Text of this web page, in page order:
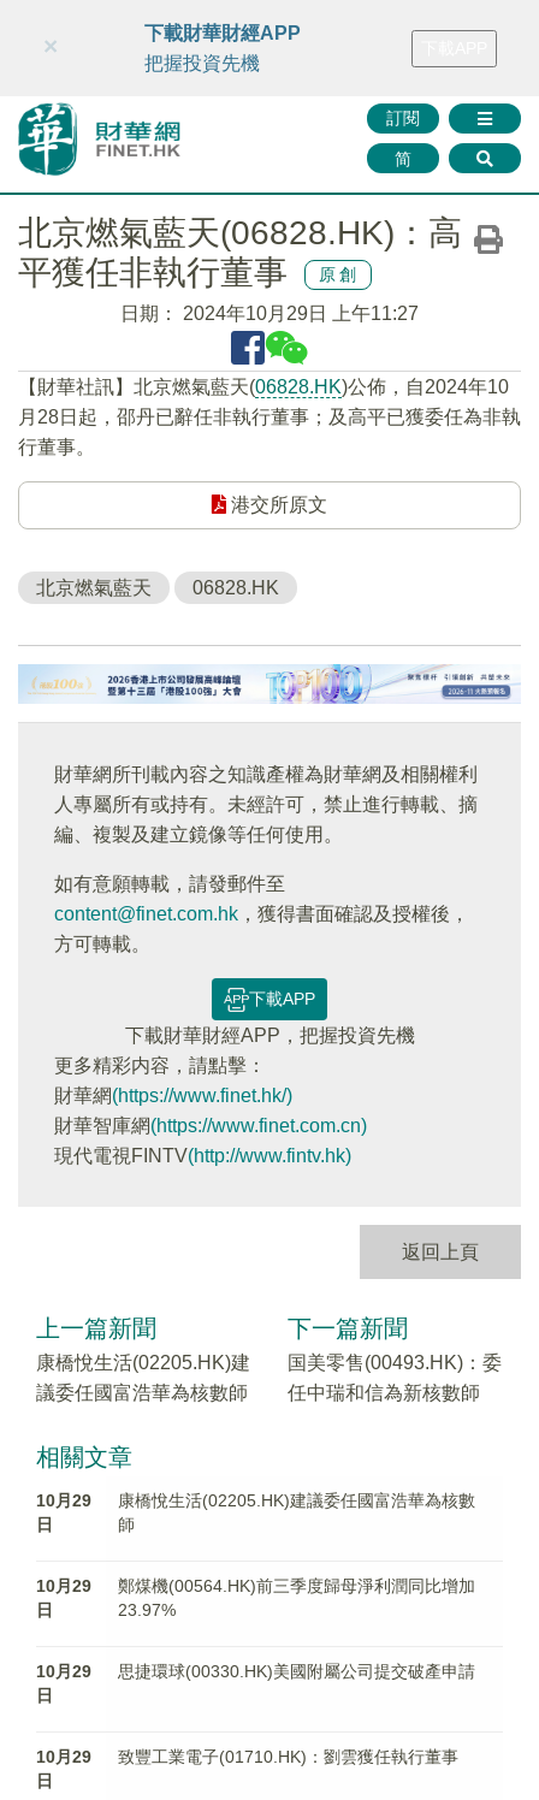
財華智庫網 FINTV FINMETA 財華證券 媒體矩陣
訂閱
简
×
下載財華財經APP
把握投資先機
北京燃氣藍天(06828.HK)：高
平獲任非執行董事
原創
日期： 2024年10月29日 上午11:27
【財華社訊】北京燃氣藍天(06828.HK)公佈，自2024年10
月28日起，邵丹已辭任非執行董事；及高平已獲委任為非執
行董事。
港交所原文
北京燃氣藍天 06828.HK
財華網所刊載內容之知識產權為財華網及相關權利
人專屬所有或持有。未經許可，禁止進行轉載、摘
編、複製及建立鏡像等任何使用。
如有意願轉載，請發郵件至
content@finet.com.hk ，獲得書面確認及授權後，
方可轉載。
下載APP
下載財華財經APP，把握投資先機
更多精彩内容，請點擊：
財華網(https://www.finet.hk/)
財華智庫網(https://www.finet.com.cn)
現代電視FINTV(http://www.fintv.hk)
返回上頁
上一篇新聞
康橋悅生活(02205.HK)建
議委任國富浩華為核數師
下一篇新聞
国美零售(00493.HK)：委
任中瑞和信為新核數師
相關文章
10月29
日
康橋悅生活(02205.HK)建議委任國富浩華為核數
師
10月29
日
鄭煤機(00564.HK)前三季度歸母淨利潤同比增加
23.97%
10月29
日
思捷環球(00330.HK)美國附屬公司提交破產申請
10月29
日
致豐工業電子(01710.HK)：劉雲獲任執行董事